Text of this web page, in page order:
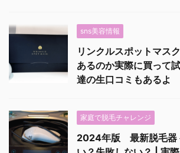
sns美容情報
リンクルスポットマス
あるのか実際に買って
達の生口コミもあるよ
家庭で脱毛チャレンジ
2024年版 最新脱毛器